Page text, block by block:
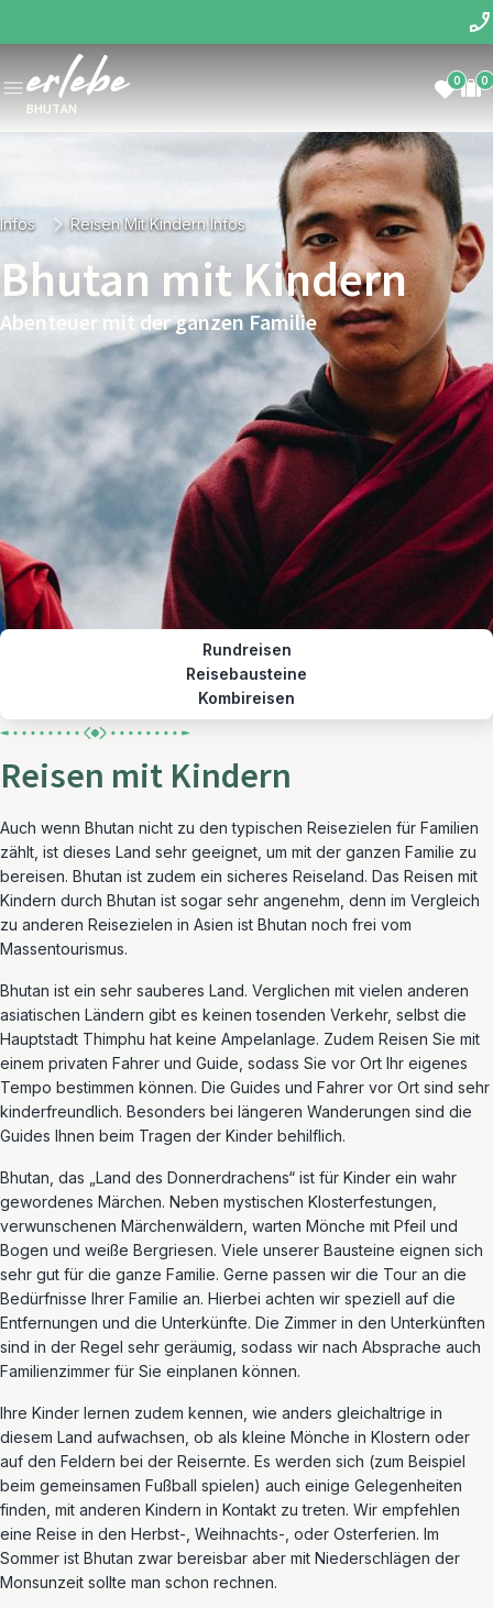
BHUTAN
0 0
Infos Reisen Mit Kindern Infos
Bhutan mit Kindern
Abenteuer mit der ganzen Familie
Rundreisen
Reisebausteine
Kombireisen
Reisen mit Kindern
Auch wenn Bhutan nicht zu den typischen Reisezielen für Familien
zählt, ist dieses Land sehr geeignet, um mit der ganzen Familie zu
bereisen. Bhutan ist zudem ein sicheres Reiseland. Das Reisen mit
Kindern durch Bhutan ist sogar sehr angenehm, denn im Vergleich
zu anderen Reisezielen in Asien ist Bhutan noch frei vom
Massentourismus.
Bhutan ist ein sehr sauberes Land. Verglichen mit vielen anderen
asiatischen Ländern gibt es keinen tosenden Verkehr, selbst die
Hauptstadt Thimphu hat keine Ampelanlage. Zudem Reisen Sie mit
einem privaten Fahrer und Guide, sodass Sie vor Ort Ihr eigenes
Tempo bestimmen können. Die Guides und Fahrer vor Ort sind sehr
kinderfreundlich. Besonders bei längeren Wanderungen sind die
Guides Ihnen beim Tragen der Kinder behilflich.
Bhutan, das „Land des Donnerdrachens“ ist für Kinder ein wahr
gewordenes Märchen. Neben mystischen Klosterfestungen,
verwunschenen Märchenwäldern, warten Mönche mit Pfeil und
Bogen und weiße Bergriesen. Viele unserer Bausteine eignen sich
sehr gut für die ganze Familie. Gerne passen wir die Tour an die
Bedürfnisse Ihrer Familie an. Hierbei achten wir speziell auf die
Entfernungen und die Unterkünfte. Die Zimmer in den Unterkünften
sind in der Regel sehr geräumig, sodass wir nach Absprache auch
Familienzimmer für Sie einplanen können.
Ihre Kinder lernen zudem kennen, wie anders gleichaltrige in
diesem Land aufwachsen, ob als kleine Mönche in Klostern oder
auf den Feldern bei der Reisernte. Es werden sich (zum Beispiel
beim gemeinsamen Fußball spielen) auch einige Gelegenheiten
finden, mit anderen Kindern in Kontakt zu treten. Wir empfehlen
eine Reise in den Herbst-, Weihnachts-, oder Osterferien. Im
Sommer ist Bhutan zwar bereisbar aber mit Niederschlägen der
Monsunzeit sollte man schon rechnen.